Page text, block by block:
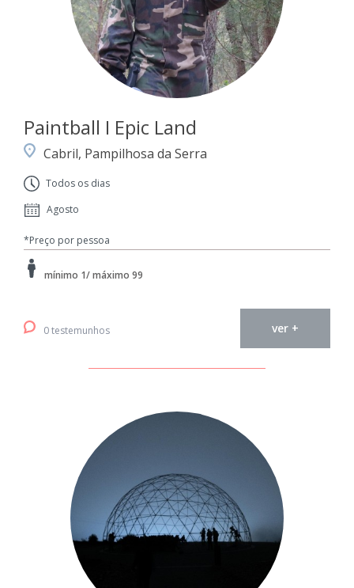
Paintball I Epic Land
Cabril, Pampilhosa da Serra
Todos os dias
Agosto
*Preço por pessoa
mínimo 1/ máximo 99
0 testemunhos ver +